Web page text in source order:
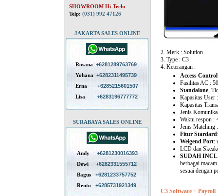
SHOWROOM Hi-Tech:
Telp: (031) 992 47126
JAKARTA SALES ONLINE
Rosana +6281289763769
Yohana +6282311495739
Erna
+6285215601507
Lisa
+6283196777772
SURABAYA SALES ONLINE
Andy
+6281230016393
Dewi
+6282331555712
Bagus
+6281233757752
Rento
+6285731921349
2. Merk : Solution
3. Type : C3
4. Keterangan :
Access
Fasilitas AC :
Standalone,
Kapasitas User
Kapasitas
Jenis
Waktu respon :
Jenis Matching
Fitur Stardard
Weigend Port:
LCD dan
SUDAH
berbagai
sesuai dengan
C3 Software + Payroll